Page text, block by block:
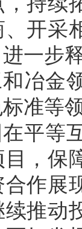
开采
一步
冶金
准等
平等
，保
作展
推动